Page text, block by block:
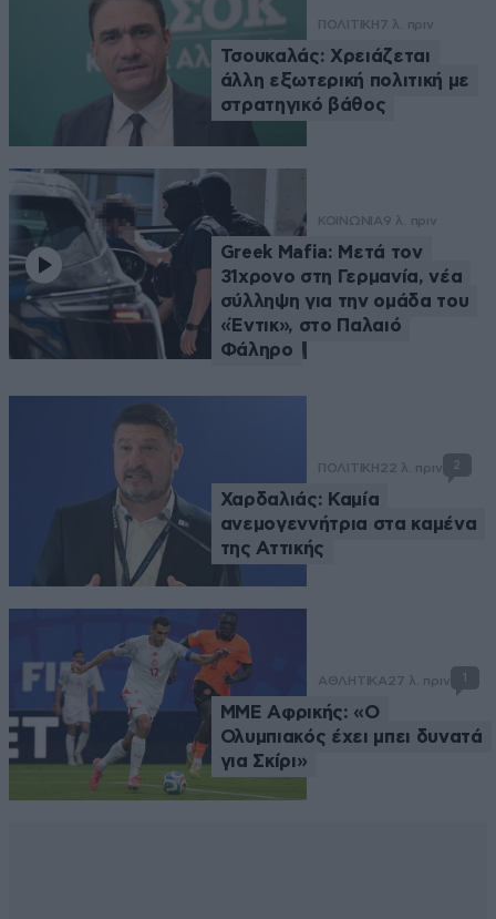
ΠΟΛΙΤΙΚΗ7 λ. πριν
Τσουκαλάς: Xρειάζεται
άλλη εξωτερική πολιτική με
στρατηγικό βάθος
ΚΟΙΝΩΝΙΑ9 λ. πριν
Greek Mafia: Μετά τον
31χρονο στη Γερμανία, νέα
σύλληψη για την ομάδα του
«Έντικ», στο Παλαιό
Φάληρο
ΠΟΛΙΤΙΚΗ 22 λ. πριν 2
Χαρδαλιάς: Καμία
ανεμογεννήτρια στα καμένα
της Αττικής
ΑΘΛΗΤΙΚΑ27 λ. πριν 1
ΜΜΕ Αφρικής: «Ο
Ολυμπιακός έχει μπει δυνατά
για Σκίρι»